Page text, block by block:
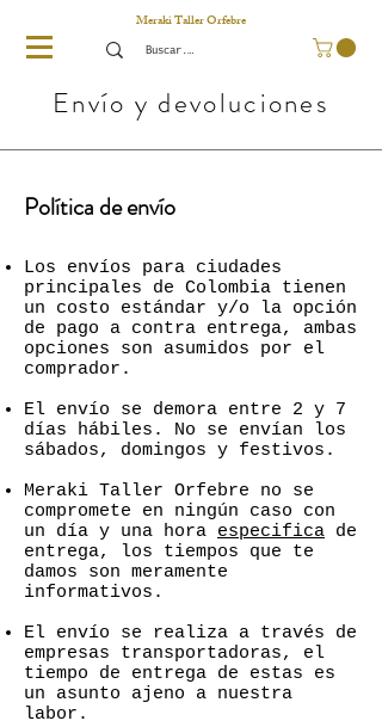
Meraki Taller Orfebre
Envío y devoluciones
Política de envío
Los envíos para ciudades
principales de Colombia tienen
un costo estándar y/o la opción
de pago a contra entrega, ambas
opciones son asumidos por el
comprador.
El envío se demora entre 2 y 7
días hábiles. No se envían los
sábados, domingos y festivos.
Meraki Taller Orfebre no se
compromete en ningún caso con
un día y una hora especifica de
entrega, los tiempos que te
damos son meramente
informativos.
El envío se realiza a través de
empresas transportadoras, el
tiempo de entrega de estas es
un asunto ajeno a nuestra
labor.